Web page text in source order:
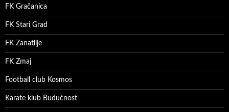
FK Gračanica
FK Stari Grad
FK Zanatlije
FK Zmaj
Football club Kosmos
Karate klub Budućnost